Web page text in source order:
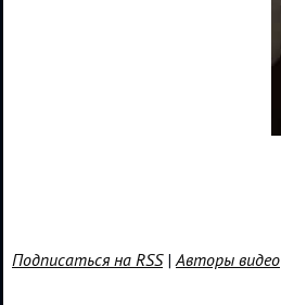
Подписаться на RSS|Авторы видео